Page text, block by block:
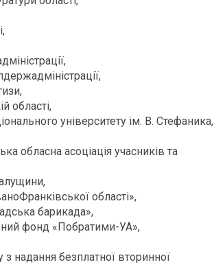
області,
університету ім. В. Стефаника,
обласна асоціація учасників та
області»,
барикада»,
фонд «Побратими-УА»,
надання безплатної вторинної